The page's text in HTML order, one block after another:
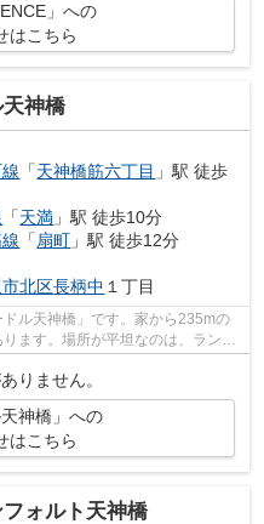
」への
はこちら
神橋
「天神橋筋六丁目 」駅 徒歩
「天満 」駅 徒歩10分
「 扇町 」駅 徒歩12分
北区長柄中 １丁目
ル天神橋」です。家から235mの
ます。場所が平坦なのは、ランニ
りません。
天神橋」への
はこちら
ォルト天神橋